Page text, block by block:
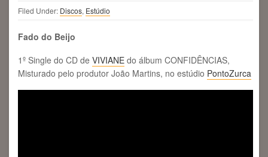
Filed Under: Discos Estúdio
Fado do Beijo
1º Single do CD de VIVIANE do álbum CONFIDÊNCIAS,
Misturado pelo produtor João Martins, no estúdio PontoZurca